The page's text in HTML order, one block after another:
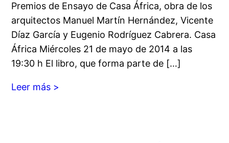
Premios de Ensayo de Casa África, obra de los
arquitectos Manuel Martín Hernández, Vicente
Díaz García y Eugenio Rodríguez Cabrera. Casa
África Miércoles 21 de mayo de 2014 a las
19:30 h El libro, que forma parte de […]
Leer más >